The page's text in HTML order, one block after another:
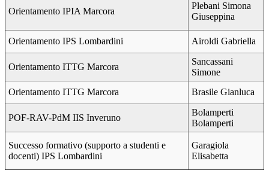
Orientamento IPIA Marcora
Plebani Simona
Giuseppina
Orientamento IPS Lombardini Airoldi Gabriella
Orientamento ITTG Marcora
Sancassani
Simone
Orientamento ITTG Marcora
Brasile Gianluca
POF-RAV-PdM IIS Inveruno
Bolamperti
Bolamperti
Successo formativo (supporto a studenti e
docenti) IPS Lombardini
Garagiola
Elisabetta